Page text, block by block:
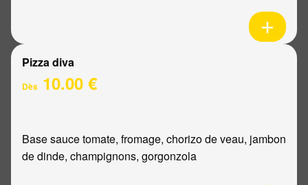
Pizza diva
Dès 10.00 €
Base sauce tomate, fromage, chorizo de veau, jambon
de dinde, champignons, gorgonzola